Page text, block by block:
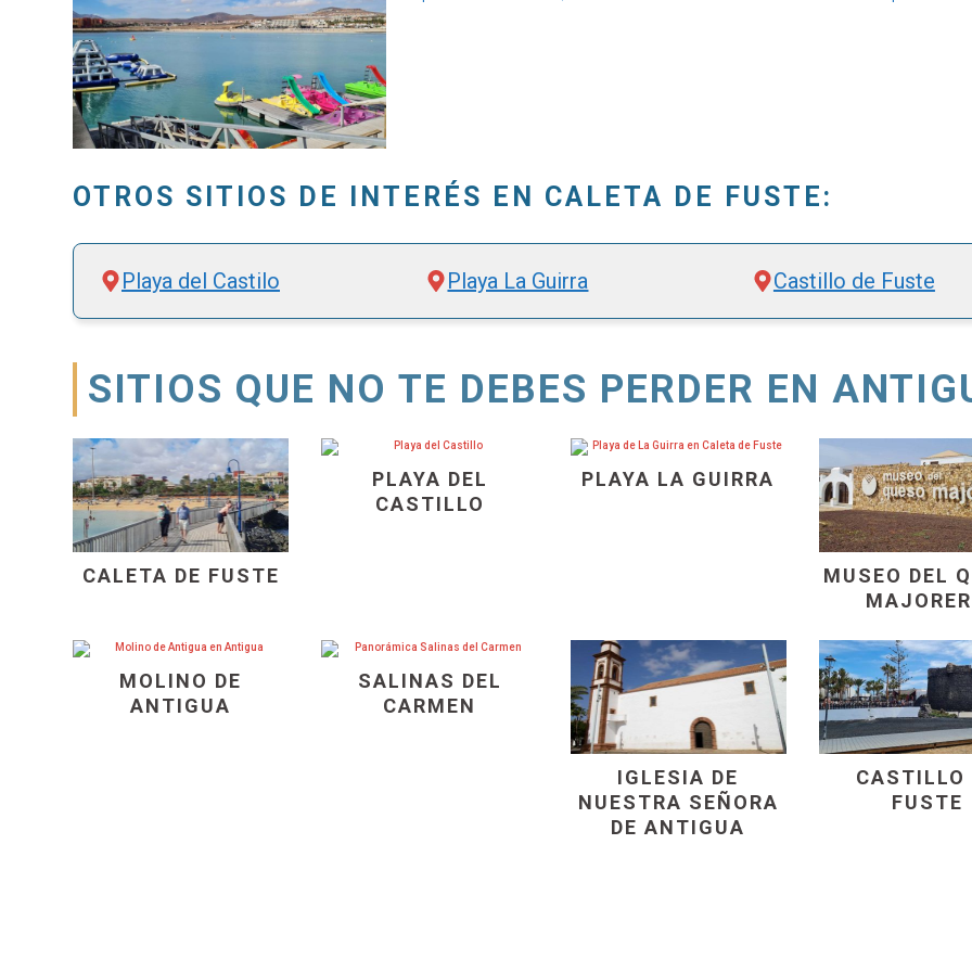
OTROS SITIOS DE INTERÉS EN CALETA DE FUSTE:
Playa del Castilo Playa La Guirra Castillo de Fuste
SITIOS QUE NO TE DEBES PERDER EN
CALETA DE FUSTE
PLAYA DEL
CASTILLO
PLAYA LA GUIRRA
MUSEO DEL
MOLINO DE
ANTIGUA
SALINAS DEL
CARMEN
IGLESIA DE
NUESTRA SEÑORA
DE ANTIGUA
CASTILLO
FUSTE